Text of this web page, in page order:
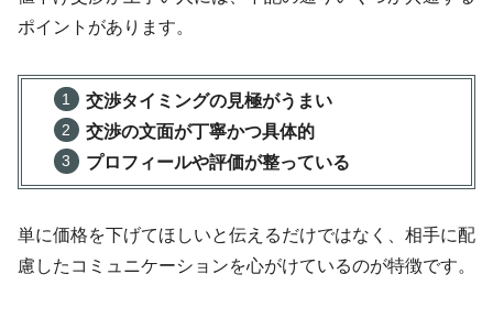
ポイントがあります。
交渉タイミングの見極がうまい
交渉の文面が丁寧かつ具体的
プロフィールや評価が整っている
単に価格を下げてほしいと伝えるだけではなく、相手に配
慮したコミュニケーションを心がけているのが特徴です。